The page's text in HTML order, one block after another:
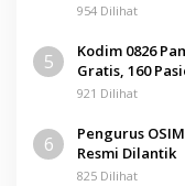
954 Dilihat
5
Kodim 0826
Gratis, 160
921 Dilihat
6
Pengurus
Resmi Dilantik
825 Dilihat